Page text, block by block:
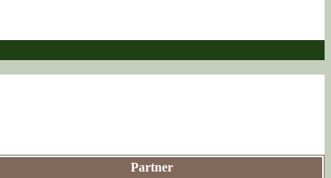
Partner